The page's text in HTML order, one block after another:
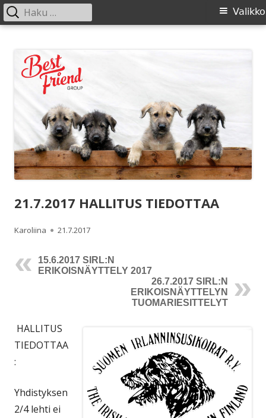
sisältöön
Ensisijainen
Valikko
Haku:
21.7.2017 HALLITUS TIEDOTTAA
Kirjoittaja
Karoliina Julkaistu
21.7.2017
15.6.2017 SIRL:N
ERIKOISNÄYTTELY 2017
26.7.2017 SIRL:N
ERIKOISNÄYTTELYN
TUOMARIESITTELYT
HALLITUS
TIEDOTTAA
:
Yhdistyksen
2/4 lehti ei